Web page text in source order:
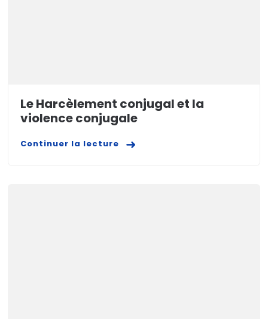
Le Harcèlement conjugal et la
violence conjugale
Continuer la lecture